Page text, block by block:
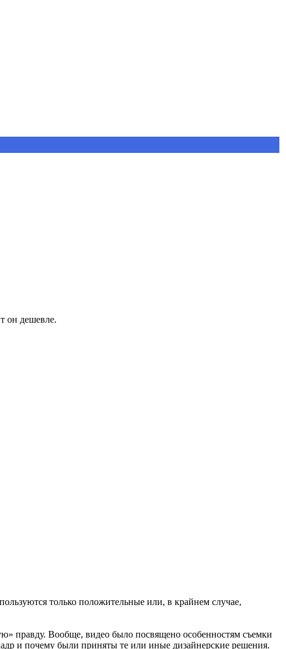
он дешевле.
только положительные или, в крайнем случае,
правду. Вообще, видео было посвящено особенностям съемки
и почему были приняты те или иные дизайнерские решения.